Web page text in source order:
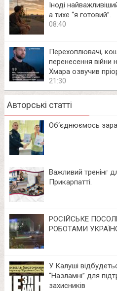
Іноді
а тихе “я готовий”.
08:40
Перехоплювачі,
перенесення війни
Хмара озвучив
21:30
Авторські статті
Об‘єднюємось
Важливий тренінг
Прикарпатті.
РОСІЙСЬКЕ
РОБОТАМИ
У Калуші
“Назламні” для
захисників